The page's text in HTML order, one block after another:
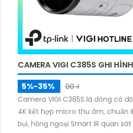
CAMERA VIGI C385S GHI
5%-35%
00 ₫
Camera VIGI C385S là dòng có
4K kết hợp micro thu âm, chuẩn
bụi, hồng ngoại Smart IR quan